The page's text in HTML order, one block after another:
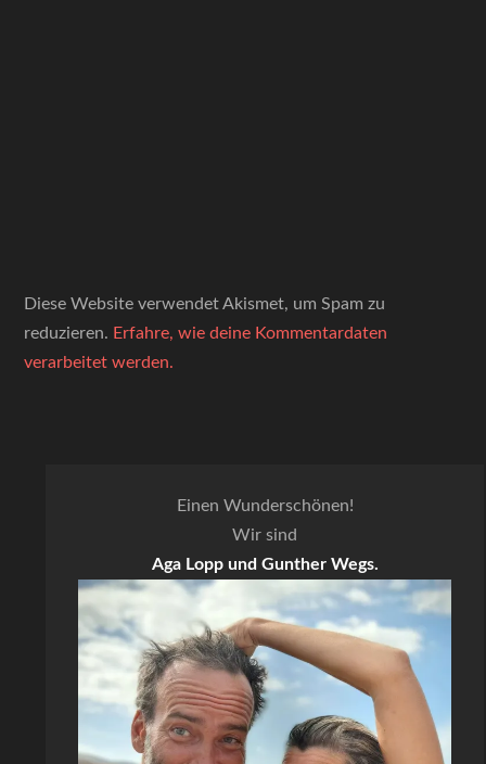
Diese Website verwendet Akismet, um Spam zu
reduzieren. Erfahre, wie deine Kommentardaten
verarbeitet werden.
Einen Wunderschönen!
Wir sind
Aga Lopp und Gunther Wegs.